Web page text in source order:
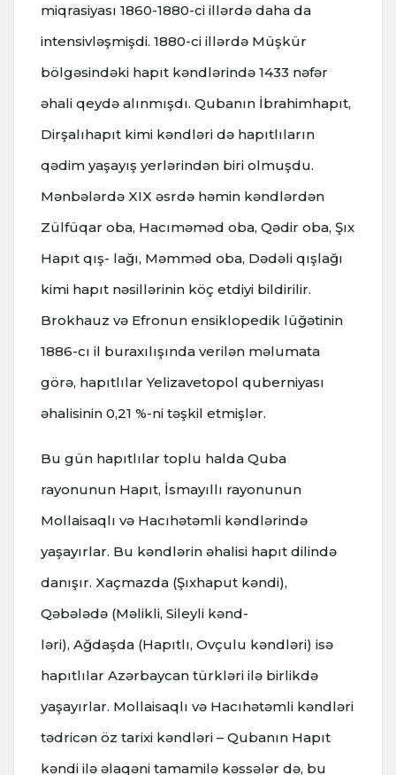
miqrasiyası 1860-1880-ci illərdə daha da
intensivləşmişdi. 1880-ci illərdə Müşkür
bölgəsindəki hapıt kəndlərində 1433 nəfər
əhali qeydə alınmışdı. Qubanın İbrahimhapıt,
Dirşalıhapıt kimi kəndləri də hapıtlıların
qədim yaşayış yerlərindən biri olmuşdu.
Mənbələrdə XIX əsrdə həmin kəndlərdən
Zülfüqar oba, Hacıməməd oba, Qədir oba, Şıx
Hapıt qış- lağı, Məmməd oba, Dədəli qışlağı
kimi hapıt nəsillərinin köç etdiyi bildirilir.
Brokhauz və Efronun ensiklopedik lüğətinin
1886-cı il buraxılışında verilən məlumata
görə, hapıtlılar Yelizavetopol quberniyası
əhalisinin 0,21 %-ni təşkil etmişlər.
Bu gün hapıtlılar toplu halda Quba
rayonunun Hapıt, İsmayıllı rayonunun
Mollaisaqlı və Hacıhətəmli kəndlərində
yaşayırlar. Bu kəndlərin əhalisi hapıt dilində
danışır. Xaçmazda (Şıxhaput kəndi),
Qəbələdə (Məlikli, Sileyli kənd-
ləri), Ağdaşda (Hapıtlı, Ovçulu kəndləri) isə
hapıtlılar Azərbaycan türkləri ilə birlikdə
yaşayırlar. Mollaisaqlı və Hacıhətəmli kəndləri
tədricən öz tarixi kəndləri – Qubanın Hapıt
kəndi ilə əlaqəni tamamilə kəssələr də, bu